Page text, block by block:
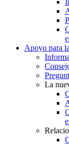
Apoyo para
La